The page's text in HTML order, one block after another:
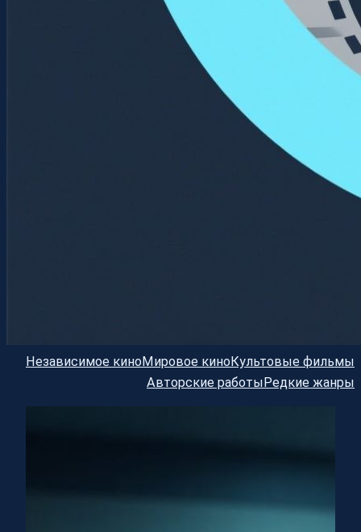
Независимое киноМировое киноКультовые фильмы
Авторские работыРедкие жанры